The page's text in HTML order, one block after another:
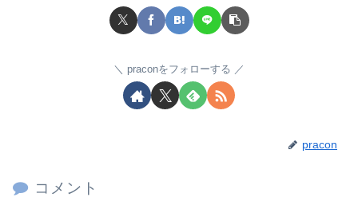
praconをフォローする
pracon
コメント